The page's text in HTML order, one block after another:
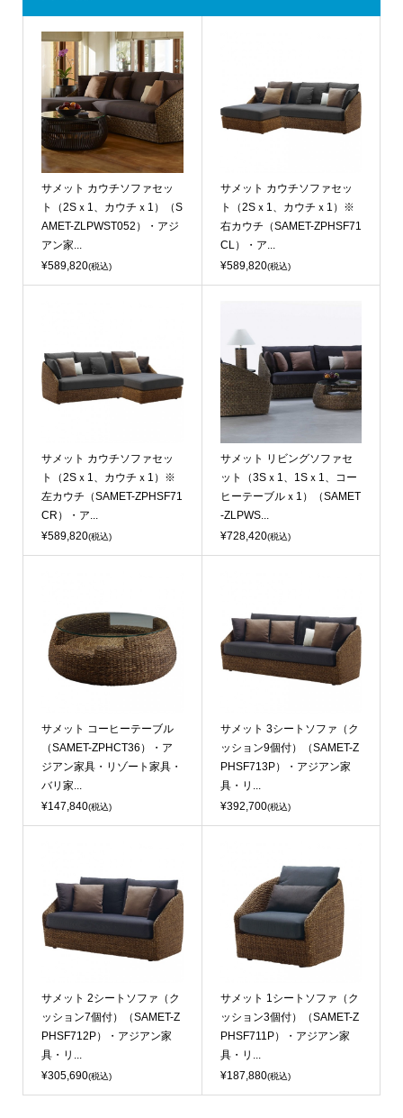
サメット カウチソファセッ
ト（2Sｘ1、カウチｘ1）（S
AMET-ZLPWST052）・アジ
アン家...
¥589,820(税込)
サメット カウチソファセッ
ト（2Sｘ1、カウチｘ1）※
右カウチ（SAMET-ZPHSF71
CL）・ア...
¥589,820(税込)
サメット カウチソファセッ
ト（2Sｘ1、カウチｘ1）※
左カウチ（SAMET-ZPHSF71
CR）・ア...
¥589,820(税込)
サメット リビングソファセ
ット（3Sｘ1、1Sｘ1、コー
ヒーテーブルｘ1）（SAMET
-ZLPWS...
¥728,420(税込)
サメット コーヒーテーブル
（SAMET-ZPHCT36）・ア
ジアン家具・リゾート家具・
バリ家...
¥147,840(税込)
サメット 3シートソファ（ク
ッション9個付）（SAMET-Z
PHSF713P）・アジアン家
具・リ...
¥392,700(税込)
サメット 2シートソファ（ク
ッション7個付）（SAMET-Z
PHSF712P）・アジアン家
具・リ...
¥305,690(税込)
サメット 1シートソファ（ク
ッション3個付）（SAMET-Z
PHSF711P）・アジアン家
具・リ...
¥187,880(税込)